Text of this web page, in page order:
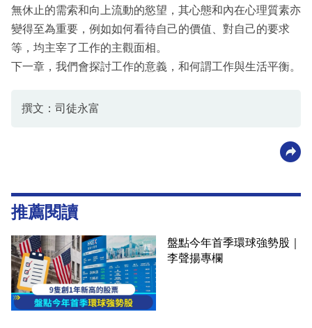
無休止的需索和向上流動的慾望，其心態和內在心理質素亦
變得至為重要，例如如何看待自己的價值、對自己的要求
等，均主宰了工作的主觀面相。
下一章，我們會探討工作的意義，和何謂工作與生活平衡。
撰文：司徒永富
推薦閱讀
盤點今年首季環球強勢股｜
李聲揚專欄